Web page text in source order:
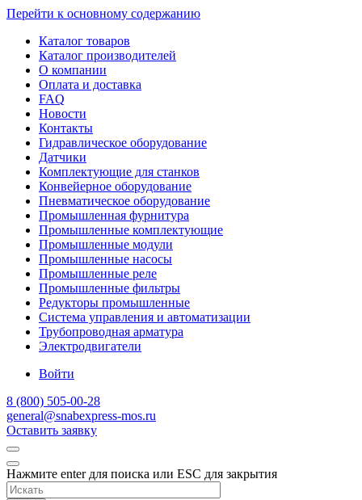
Перейти к основному содержанию
Каталог товаров
Каталог производителей
О компании
Оплата и доставка
FAQ
Новости
Контакты
Гидравлическое оборудование
Датчики
Комплектующие для станков
Конвейерное оборудование
Пневматическое оборудование
Промышленная фурнитура
Промышленные комплектующие
Промышленные модули
Промышленные насосы
Промышленные реле
Промышленные фильтры
Редукторы промышленные
Система управления и автоматизации
Трубопроводная арматура
Электродвигатели
Войти
8 (800) 505-00-28
general@snabexpress-mos.ru
Оставить заявку
Нажмите enter для поиска или ESC для закрытия